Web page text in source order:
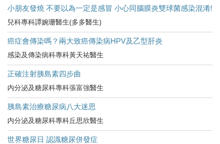
小朋友發燒 不要以為一定是感冒 小心同腦膜炎雙球菌感染混淆!
兒科專科譚婉珊醫生(多多醫生)
癌症會傳染嗎？兩大致癌傳染病HPV及乙型肝炎
感染及傳染病科專科黃天祐醫生
正確注射胰島素四步曲
内分泌及糖尿科專科張富強醫生
胰島素治療糖尿病八大迷思
内分泌及糖尿科專科丘思欣醫生
世界糖尿日 認識糖尿併發症